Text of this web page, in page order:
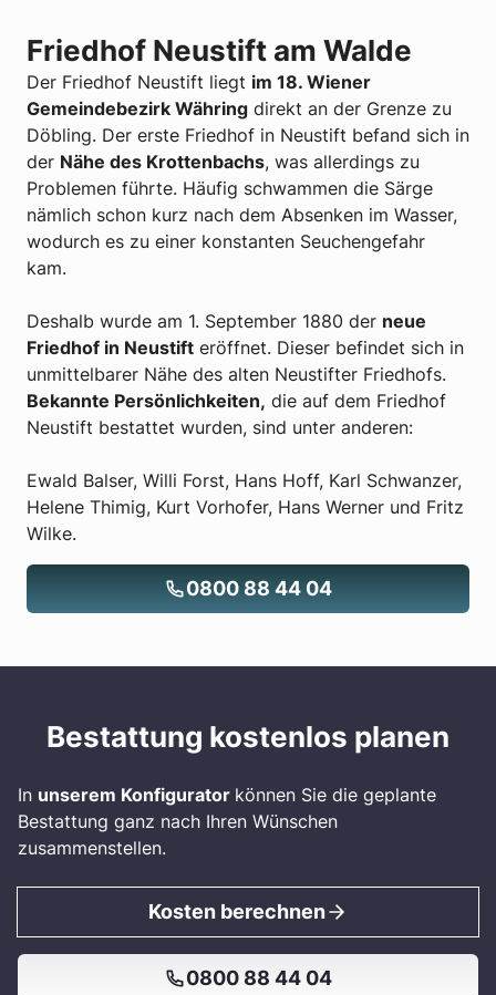
Friedhof Neustift am Walde
Der Friedhof Neustift liegt im 18. Wiener
Gemeindebezirk Währing direkt an der Grenze zu
Döbling. Der erste Friedhof in Neustift befand sich in
der Nähe des Krottenbachs, was allerdings zu
Problemen führte. Häufig schwammen die Särge
nämlich schon kurz nach dem Absenken im Wasser,
wodurch es zu einer konstanten Seuchengefahr
kam.
Deshalb wurde am 1. September 1880 der neue
Friedhof in Neustift eröffnet. Dieser befindet sich in
unmittelbarer Nähe des alten Neustifter Friedhofs.
Bekannte Persönlichkeiten, die auf dem Friedhof
Neustift bestattet wurden, sind unter anderen:
Ewald Balser, Willi Forst, Hans Hoff, Karl Schwanzer,
Helene Thimig, Kurt Vorhofer, Hans Werner und Fritz
Wilke.
0800 88 44 04
Bestattung kostenlos planen
In unserem Konfigurator können Sie die geplante
Bestattung ganz nach Ihren Wünschen
zusammenstellen.
Kosten berechnen
0800 88 44 04